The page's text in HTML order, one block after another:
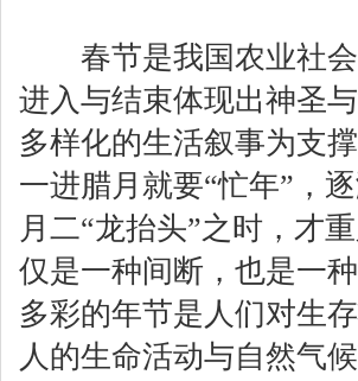
春节是我国农业社会
进入与结束体现出神圣
多样化的生活叙事为支
一进腊月就要“忙年”，
月二“龙抬头”之时，才
仅是一种间断，也是一
多彩的年节是人们对生
人的生命活动与自然气